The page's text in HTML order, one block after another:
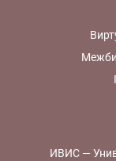
ИВИС —